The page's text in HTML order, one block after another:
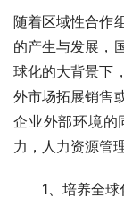
随着区域性合作
的产生与发展，
球化的大背景下
外市场拓展销售
企业外部环境的
力，人力资源管
1、培养全球